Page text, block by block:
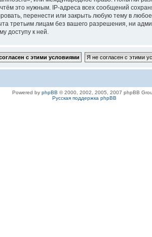
это нужным. IP-адреса всех сообщений
перенести или закрыть любую тему в
третьим лицам без вашего разрешения, ни
доступу к ней.
Powered by phpBB © 2000, 2002, 2005, 2007 phpBB
Русская поддержка phpBB